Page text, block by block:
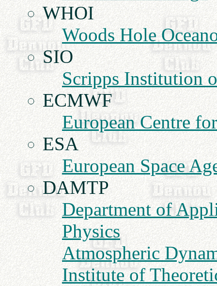
WHOI
Woods Hole
SIO
Scripps Institution
ECMWF
European Centre
ESA
European Space
DAMTP
Department of
Physics
Atmospheric
Institute of